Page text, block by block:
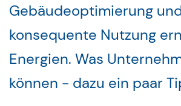
Gebäudeoptimierung
konsequente Nutzung
Energien. Was
können - dazu ein paar